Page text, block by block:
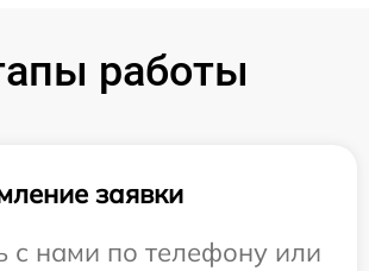
работы
заявки
с нами по телефону или